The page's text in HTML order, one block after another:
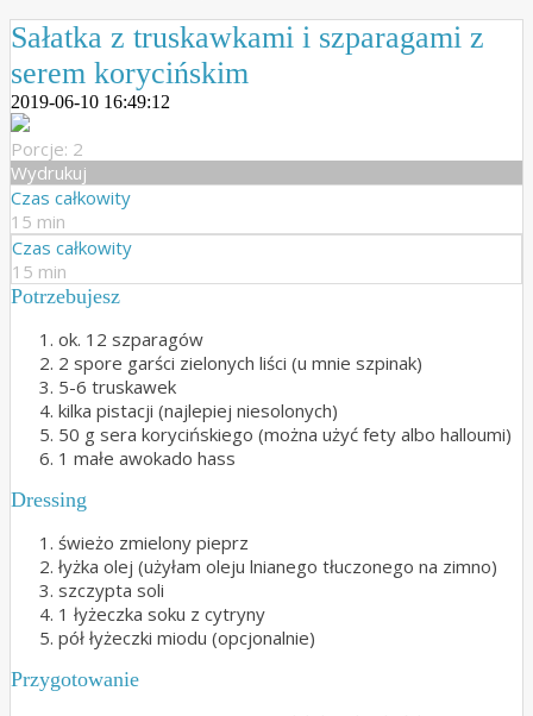
Sałatka z truskawkami i szparagami z
serem korycińskim
2019-06-10 16:49:12
Porcje: 2
Wydrukuj
Czas całkowity
15 min
Czas całkowity
15 min
Potrzebujesz
ok. 12 szparagów
2 spore garści zielonych liści (u mnie szpinak)
5-6 truskawek
kilka pistacji (najlepiej niesolonych)
50 g sera korycińskiego (można użyć fety albo halloumi)
1 małe awokado hass
Dressing
świeżo zmielony pieprz
łyżka olej (użyłam oleju lnianego tłuczonego na zimno)
szczypta soli
1 łyżeczka soku z cytryny
pół łyżeczki miodu (opcjonalnie)
Przygotowanie